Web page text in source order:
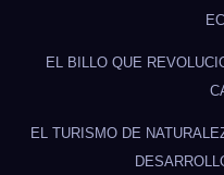
EL BILLO QUE
EL TURISMO DE